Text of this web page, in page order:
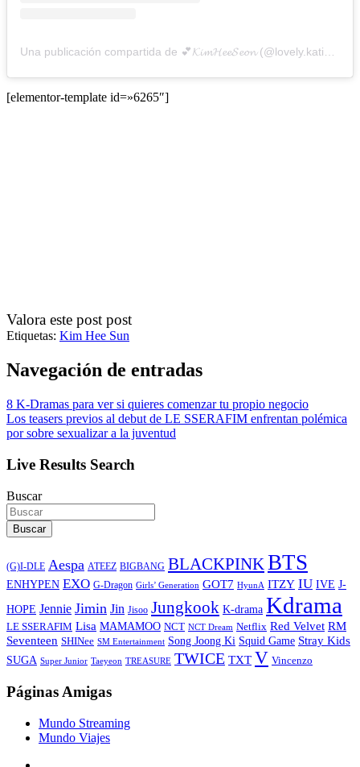
Una publicación compartida de 💕𝓚𝓲𝓶𝓗𝓮𝓮𝓢𝓮𝓸𝓷 (@lovely.katie.k)
[elementor-template id=»6265″]
Valora este post post
Etiquetas: Kim Hee Sun
Navegación de entradas
8 K-Dramas para ver si quieres comenzar tu propio negocio
Los teasers previos al debut de LE SSERAFIM enfrentan polémica
por sobre sexualizar a la juventud
Live Results Search
Buscar
Buscar
(G)I-DLE Aespa ATEEZ BIGBANG BLACKPINK BTS
ENHYPEN EXO G-Dragon Girls’ Generation GOT7 HyunA ITZY IU IVE J-
HOPE Jennie Jimin Jin Jisoo Jungkook K-drama Kdrama
LE SSERAFIM Lisa MAMAMOO NCT NCT Dream Netflix Red Velvet RM
Seventeen SHINee SM Entertainment Song Joong Ki Squid Game Stray Kids
SUGA Super Junior Taeyeon TREASURE TWICE TXT V Vincenzo
Páginas Amigas
Mundo Streaming
Mundo Viajes